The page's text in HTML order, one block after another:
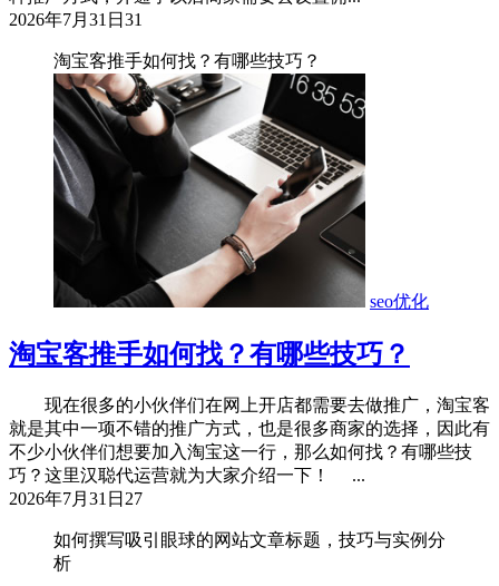
2026年7月31日 31
淘宝客推手如何找？有哪些技巧？
seo优化
淘宝客推手如何找？有哪些技巧？
现在很多的小伙伴们在网上开店都需要去做推广，淘宝客
就是其中一项不错的推广方式，也是很多商家的选择，因此有
不少小伙伴们想要加入淘宝这一行，那么如何找？有哪些技
巧？这里汉聪代运营就为大家介绍一下！ ...
2026年7月31日 27
如何撰写吸引眼球的网站文章标题，技巧与实例分
析